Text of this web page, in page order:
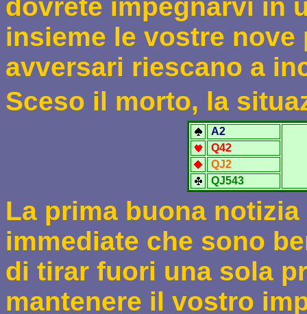
dovrete impegnarvi in
insieme le vostre
avversari riescano a
Sceso il morto, la
A2
Q42
QJ2
QJ543
La prima buona
immediate che sono
di tirar fuori una sola
mantenere il vostro